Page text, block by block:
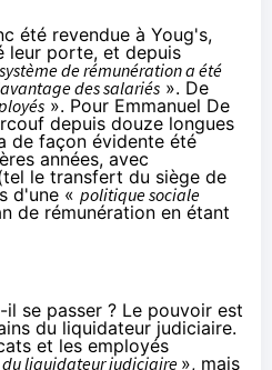
été revendue à Youg's,
leur porte, et depuis
de rémunération a été
des salariés ». De
». Pour Emmanuel De
depuis douze longues
de façon évidente été
années, avec
le transfert du siège de
d'une « politique sociale
de rémunération en étant
se passer ? Le pouvoir est
du liquidateur judiciaire.
et les employés
liquidateur judiciaire », mais